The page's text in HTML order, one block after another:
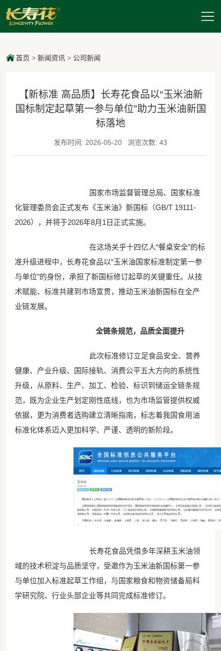
首页 > 新闻资讯> 公司新闻
【新标准 高品质】长寿花食品以“玉米油新
国标制定起草第一参与单位”助力玉米油新国
标落地
发布时间: 2026-05-20 浏览次数: 43
国家市场监督管理总局、国家标准
化管理委员会正式发布《玉米油》新国标（GB/T 19111-
2026），并将于2026年8月1日正式实施。
在这场关乎十四亿人“餐桌安全”的标
准升级进程中，长寿花食品以“玉米油国家标准制定第一参
与单位”的身份，承担了新国标修订起草的关键重任。从技
术赋能、标准共建到市场宣贯，推动玉米油新国标在全产
业链发展。
全链条规范，品质全面提升
此次标准修订立足食品安全、营养
健康、产业升级、国际接轨、消费公平五大方向的系统性
升级，从原料、生产、加工、检验、标识到储运全链条规
范，既为企业生产划定刚性底线，也为市场监管提供权威
依据，更为消费者选购建立清晰指南，标志着我国食用油
标准化体系迈入更加科学、严谨、透明的新阶段。
长寿花食品凭借多年深耕玉米油领
域的技术积淀与品质坚守，受邀作为玉米油新国标第一参
与单位加入标准起草工作组，与国家粮食和物资储备局科
学研究院、行业头部企业等共同完成标准修订。